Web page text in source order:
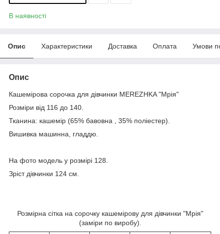
В наявності
Опис Характеристики Доставка Оплата Умови
Опис
Кашемірова сорочка для дівчинки MEREZHKA "Мрія"
Розміри від 116 до 140.
Тканина: кашемір (65% бавовна , 35% поліестер).
Вишивка машинна, гладдю.
На фото модель у розмірі 128.
Зріст дівчинки 124 см.
Розмірна сітка на сорочку кашемірову для дівчинки "Мрія"
(заміри по виробу).